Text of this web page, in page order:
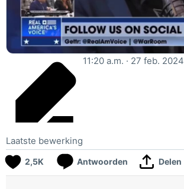
Laatste bewerking
11:20 a.m. · 27 feb. 2024
2,5K Antwoorden Delen